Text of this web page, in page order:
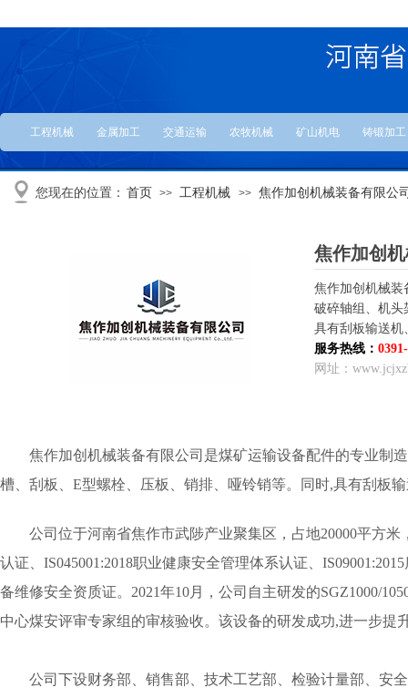
工程机械 金属加工 交通运输 农牧机械 矿山机电 铸锻加工
您现在的位置： 首页 >> 工程机械 >> 焦作加创机械装备有限公
焦作加创
焦作加创机械装
破碎轴组、机头
具有刮板输送机
服务热线：
网址：
焦作加创机械装备有限公司是煤矿运输设备配件的专业制
槽、刮板、E型螺栓、压板、销排、哑铃销等。同时,具有刮板
公司位于河南省焦作市武陟产业聚集区，占地20000平方
认证、IS045001:2018职业健康安全管理体系认证、
备维修安全资质证。2021年10月，公司自主研发的SGZ1000/
中心煤安评审专家组的审核验收。该设备的研发成功,进一步提
公司下设财务部、销售部、技术工艺部、检验计量部、安